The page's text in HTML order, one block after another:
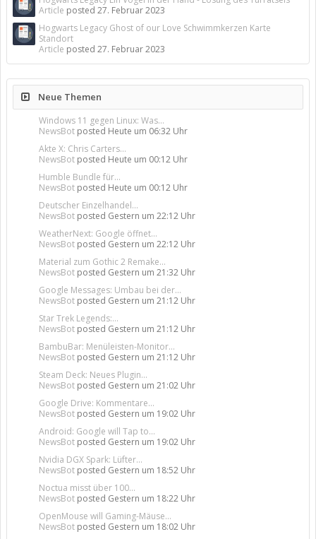
Article posted 27. Februar 2023
Hogwarts Legacy Ghost of our Love Schwimmkerzen Karte
Standort
Article posted 27. Februar 2023
Neue Themen
Windows 11 gegen Linux: Was...
NewsBot posted Heute um 06:32 Uhr
Akte X: Chris Carters...
NewsBot posted Heute um 00:12 Uhr
Humble Bundle für...
NewsBot posted Heute um 00:12 Uhr
Deutscher Einzelhandel...
NewsBot posted Gestern um 22:12 Uhr
WeatherNext: Google öffnet...
NewsBot posted Gestern um 22:12 Uhr
Material zum Gothic 2 Remake...
NewsBot posted Gestern um 21:32 Uhr
Google Messages: Umbau bei der...
NewsBot posted Gestern um 21:12 Uhr
Star Trek Legends:...
NewsBot posted Gestern um 21:12 Uhr
BambuBar: Menüleisten-Monitor...
NewsBot posted Gestern um 21:12 Uhr
Steam Deck: Neues Plugin...
NewsBot posted Gestern um 21:02 Uhr
Google Drive: Kommentare...
NewsBot posted Gestern um 19:02 Uhr
Android: Google will Tap to...
NewsBot posted Gestern um 19:02 Uhr
Nvidia DGX Spark: Lüfter...
NewsBot posted Gestern um 18:52 Uhr
Noctua misst über 100...
NewsBot posted Gestern um 18:22 Uhr
OpenMouse will Gaming-Mäuse...
NewsBot posted Gestern um 18:02 Uhr